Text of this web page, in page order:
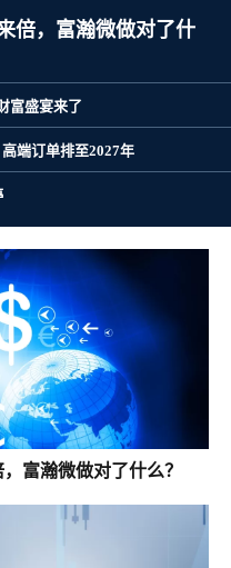
倍，富瀚微做对了什
富盛宴来了
端订单排至2027年
富瀚微做对了什么？